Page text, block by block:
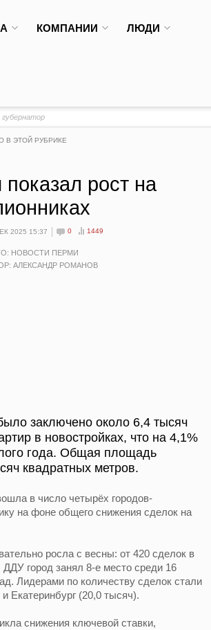
КОМПАНИИ ЛЮДИ
В ЭТОЙ РУБРИКЕ
рост на
2025 15:37 0 1449
НОВОСТИ ПЕРМИ
АЛЕКСАНДР РОМАНОВ
заключено около 6,4 тысяч
в новостройках, что на 4,1%
года. Общая площадь
квадратных метров.
в число четырёх городов-
на фоне общего снижения сделок на
росла с весны: от 420 сделок в
город занял 8-е место среди 16
Лидерами по количеству сделок стали
Екатеринбург (20,0 тысяч).
снижения ключевой ставки,